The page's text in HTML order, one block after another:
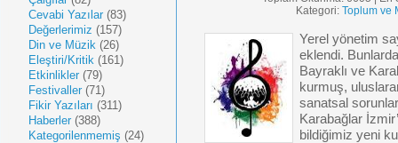
Cevabi Yazılar (83)
Değerlerimiz (157)
Din ve Müzik (26)
Eleştiri/Kritik (161)
Etkinlikler (79)
Festivaller (71)
Fikir Yazıları (311)
Haberler (388)
Kategorilenmemiş (24)
Kategori: Toplum ve
Yerel yönetim
eklendi.
Bayraklı ve
kurmuş,
sanatsal
Karabağlar
bildiğimiz yeni